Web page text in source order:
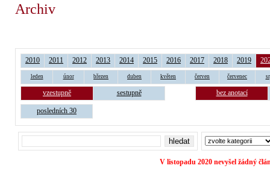
Archiv
2010 2011 2012 2013 2014 2015 2016 2017 2018 2019
leden únor březen duben květen červen červenec
vzestupně sestupně bez anotací
posledních 30
V listopadu 2020 nevyšel žádný